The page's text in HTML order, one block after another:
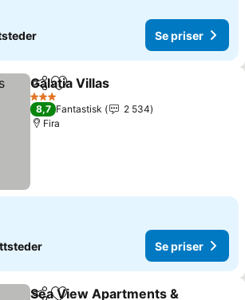
Se priser
Del Legg til i favoritter
Galatia Villas
3 Stjerner
8,7 Fantastisk
2 534
Fira
Se priser
Sea View Apartments &